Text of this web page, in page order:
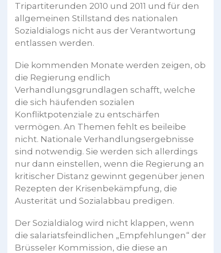
Tripartiterunden 2010 und 2011 und für den
allgemeinen Stillstand des nationalen
Sozialdialogs nicht aus der Verantwortung
entlassen werden.
Die kommenden Monate werden zeigen, ob
die Regierung endlich
Verhandlungsgrundlagen schafft, welche
die sich häufenden sozialen
Konfliktpotenziale zu entschärfen
vermögen. An Themen fehlt es beileibe
nicht. Nationale Verhandlungsergebnisse
sind notwendig. Sie werden sich allerdings
nur dann einstellen, wenn die Regierung an
kritischer Distanz gewinnt gegenüber jenen
Rezepten der Krisenbekämpfung, die
Austerität und Sozialabbau predigen.
Der Sozialdialog wird nicht klappen, wenn
die salariatsfeindlichen „Empfehlungen“ der
Brüsseler Kommission, die diese an